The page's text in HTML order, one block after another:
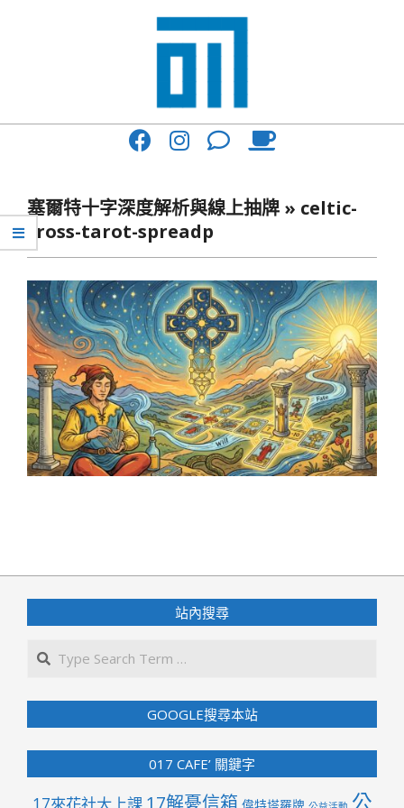
017
與
你
一
起
咖
啡
館
塞爾特十字深度解析與線上抽牌 » celtic-
cross-tarot-spreadp
05-
13
站內搜尋
GOOGLE搜尋本站
017 CAFE’ 關鍵字
17解憂信箱 公